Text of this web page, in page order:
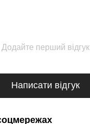
Додайте перший відгук
Написати відгук